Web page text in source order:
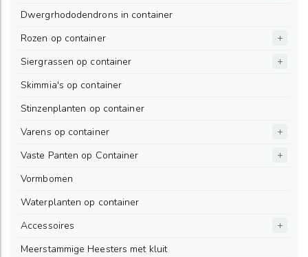
Dwergrhododendrons in container
Rozen op container
Siergrassen op container
Skimmia's op container
Stinzenplanten op container
Varens op container
Vaste Panten op Container
Vormbomen
Waterplanten op container
Accessoires
Meerstammige Heesters met kluit